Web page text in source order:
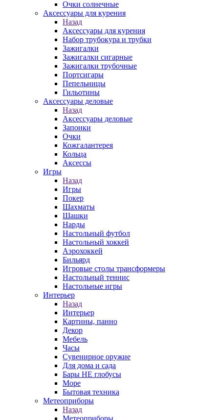
Очки солнечные
Аксессуары для курения
Назад
Аксессуары для курения
Набор трубокура и трубки
Зажигалки
Зажигалки сигарные
Зажигалки трубочные
Портсигары
Пепельницы
Гильотины
Аксессуары деловые
Назад
Аксессуары деловые
Запонки
Очки
Кожгалантерея
Кольца
Аксессы
Игры
Назад
Игры
Покер
Шахматы
Шашки
Нарды
Настольный футбол
Настольный хоккей
Аэрохоккей
Бильярд
Игровые столы трансформеры
Настольный теннис
Настольные игры
Интерьер
Назад
Интерьер
Картины, панно
Декор
Мебель
Часы
Сувенирное оружие
Для дома и сада
Бары НЕ глобусы
Море
Бытовая техника
Метеоприборы
Назад
Метеоприборы